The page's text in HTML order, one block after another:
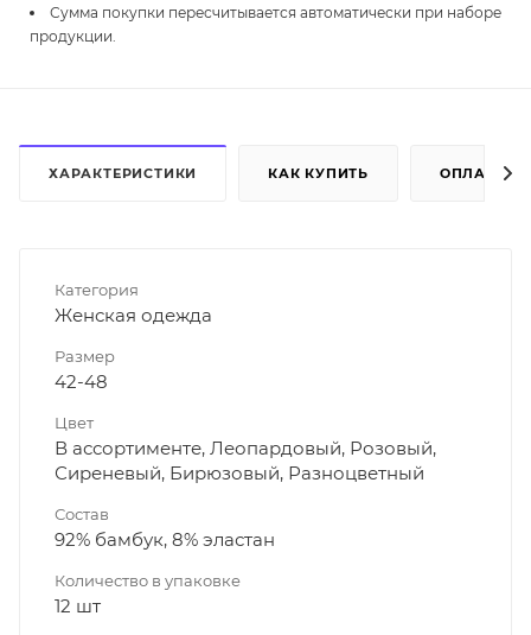
Сумма покупки пересчитывается автоматически при наборе
продукции.
ХАРАКТЕРИСТИКИ КАК КУПИТЬ ОПЛАТА
Категория
Женская одежда
Размер
42-48
Цвет
В ассортименте, Леопардовый, Розовый,
Сиреневый, Бирюзовый, Разноцветный
Состав
92% бамбук, 8% эластан
Количество в упаковке
12 шт